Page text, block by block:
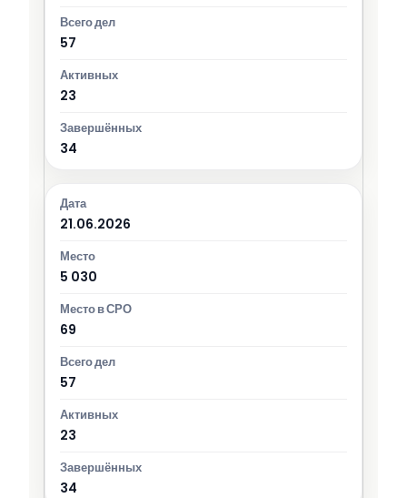
57
23
34
21.06.2026
5 030
69
57
23
34